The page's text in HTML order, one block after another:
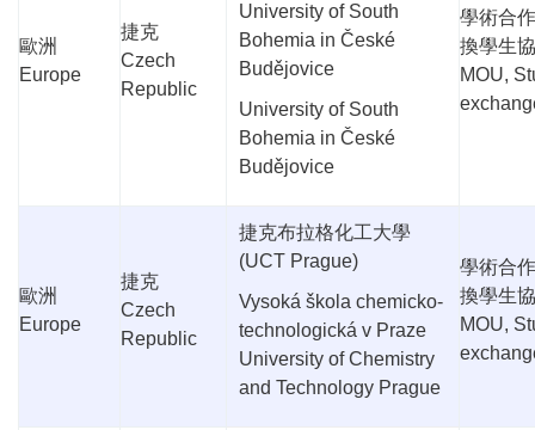
歐洲
Europe
捷克
Czech
Republic
University of South
Bohemia in České
Budějovice
University of South
Bohemia in České
Budějovice
學術合
換學生
MOU,
歐洲
Europe
捷克
Czech
Republic
捷克布拉格化工大學
(UCT Prague)
Vysoká škola chemicko-
technologická v Praze
University of Chemistry
and Technology Prague
學術合
換學生
MOU,